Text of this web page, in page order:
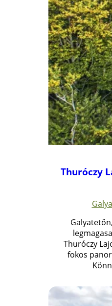
Thuróczy
Thuróczy
fokos